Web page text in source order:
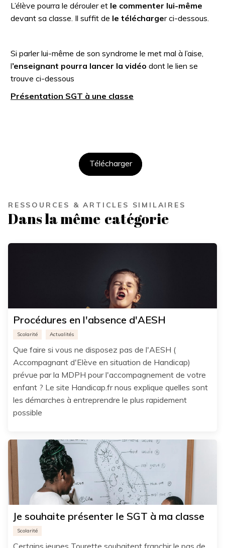
L’élève pourra le dérouler et le commenter lui-même
devant sa classe. Il suffit de le télécharger ci-dessous.
Si parler lui-même de son syndrome le met mal à l’aise,
l’enseignant pourra lancer la vidéo dont le lien se
trouve ci-dessous
Présentation SGT à une classe
Télécharger
RESSOURCES & ARTICLES SIMILAIRES
Dans la même catégorie
Procédures en l'absence d'AESH
Scolarité Actualités
Que faire si vous ne disposez pas de l'AESH (
Accompagnant d'Elève en situation de Handicap)
prévue par la MDPH pour l'accompagnement de votre
enfant ? Le site Handicap.fr nous explique quelles sont
les démarches à entreprendre le plus rapidement
possible
Je souhaite présenter le SGT à ma classe
Scolarité